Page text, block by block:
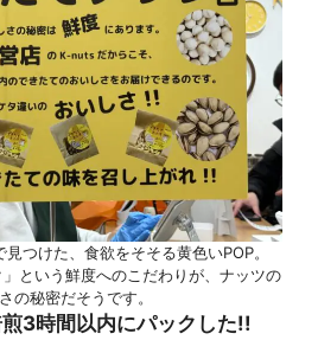
つけた、食欲をそそる黄色いPOP。
」という鮮度へのこだわりが、ナッツの
の秘密だそうです。
煎3時間以内にパックした!!